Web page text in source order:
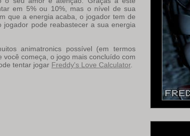
em 5% ou 10%, mas o nível de sua
que a energia acaba, o jogador tem de
pode reabastecer a sua energia
animatronics possível (em termos
começa, o jogo mais concluído com
tentar jogar Freddy's Love Calculator.